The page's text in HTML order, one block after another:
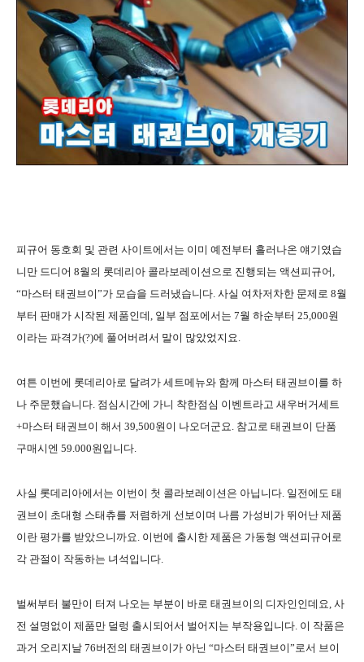
피규어 동호회 및 관련 사이트에서는 이미 예전부터 흘러나온 얘기였습
니만 드디어 8월의 롯데리아 콜라보레이션으로 진행되는 액션피규어,
“마스터 태권브이”가 모습을 드러냈습니다. 사실 여차저차한 문제로 8월
부터 판매가 시작된 제품인데, 일부 점포에서는 7월 하순부터 25,000원
이라는 파격가(?)에 풀어버려서 말이 많았었지요.
여튼 이번에 롯데리아로 달려가 세트메뉴와 함께 마스터 태권브이를 하
나 주문했습니다. 점심시간에 가니 착한점심 이벤트라고 새우버거세트
+마스터 태권브이 해서 39,500원이 나오더군요. 참고로 태권브이 단품
구매시엔 59.000원입니다.
사실 롯데리아에서는 이번이 첫 콜라보레이션은 아닙니다. 일전에도 태
권브이 초대형 스태츄를 저렴하게 선보이며 나름 가성비가 뛰어난 제품
이란 평가를 받았으니까요. 이번에 출시한 제품은 가동형 액션피규어로
각 관절이 작동하는 녀석입니다.
벌써부터 불만이 터져 나오는 부분이 바로 태권브이의 디자인인데요, 사
전 설명없이 제품만 덜렁 출시되어서 벌어지는 부작용입니다. 이 작품은
과거 오리지날 76버전의 태권브이가 아닌 “마스터 태권브이”로서 브이